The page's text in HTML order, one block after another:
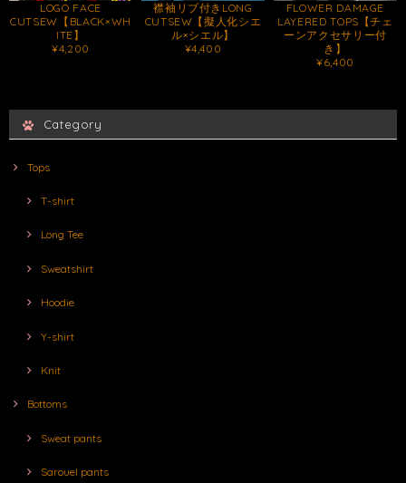
LOGO FACE
CUTSEW【BLACK×WH
ITE】
¥4,200
襟袖リブ付きLONG
CUTSEW【擬人化シエ
ル×シエル】
¥4,400
FLOWER DAMAGE
LAYERED TOPS【チェ
ーンアクセサリー付
き】
¥6,400
Category
Tops
T-shirt
Long Tee
Sweatshirt
Hoodie
Y-shirt
Knit
Bottoms
Sweat pants
Sarouel pants